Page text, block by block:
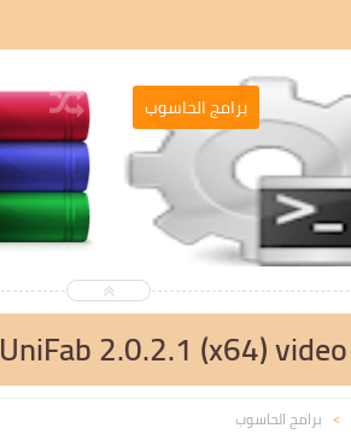
التصميم والمونطاج
UniFab 2.0.2.1 (x64)
> برامج الحاسوب